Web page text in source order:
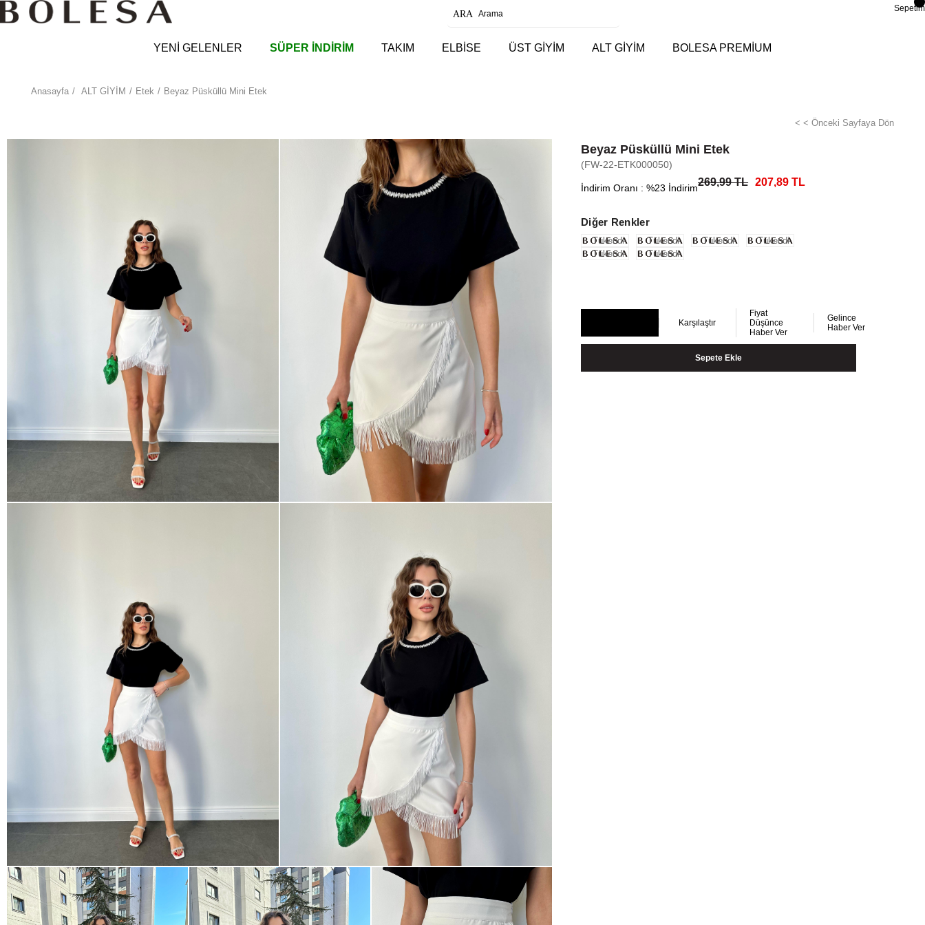
Sepetim
YENİ GELENLER SÜPER İNDİRİM TAKIM ELBİSE ÜST GİYİM ALT GİYİM BOLESA PREMİUM
Anasayfa ALT GİYİM Etek Beyaz Püsküllü Mini Etek
< < Önceki Sayfaya Dön
Beyaz Püsküllü Mini Etek
(FW-22-ETK000050)
İndirim Oranı : %23 İndirim269,99 TL 207,89 TL
Diğer Renkler
Tükendi Tükendi Tükendi
Tükendi
Tükendi
Tükendi
Karşılaştır
Fiyat
Düşünce
Haber Ver
Gelince
Haber Ver